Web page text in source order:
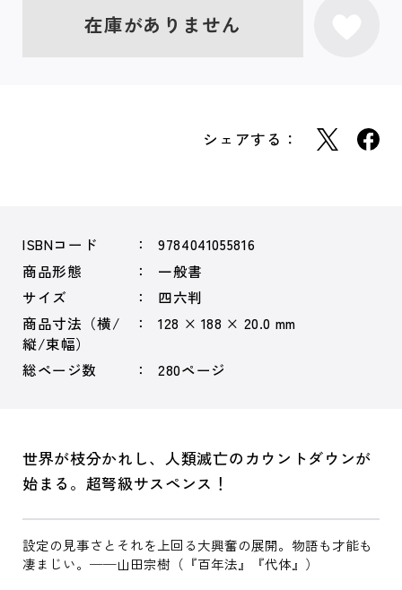
在庫がありません
シェアする：
ISBNコード
9784041055816
商品形態
一般書
サイズ
四六判
商品寸法（横/
縦/束幅）
128 × 188 × 20.0 mm
総ページ数 280ページ
世界が枝分かれし、人類滅亡のカウントダウンが
始まる。超弩級サスペンス！
設定の見事さとそれを上回る大興奮の展開。物語も才能も
凄まじい。──山田宗樹（『百年法』『代体』）